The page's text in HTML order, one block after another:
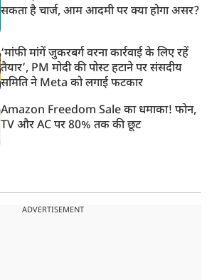
सकता है चार्ज, आम आदमी पर क्या होगा असर?
‘मांफी मांगें जुकरबर्ग वरना कार्रवाई के लिए रहें
तैयार’, PM मोदी की पोस्ट हटाने पर संसदीय
समिति ने Meta को लगाई फटकार
Amazon Freedom Sale का धमाका! फोन,
TV और AC पर 80% तक की छूट
ADVERTISEMENT